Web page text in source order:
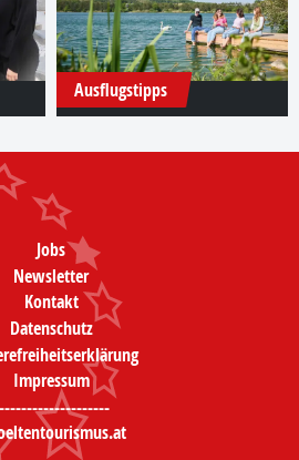
Ausflugstipps
Jobs
Newsletter
Kontakt
Datenschutz
Impressum